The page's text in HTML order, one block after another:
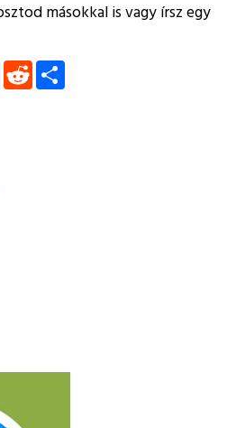
másokkal is vagy írsz egy
Mastodon
Reddit